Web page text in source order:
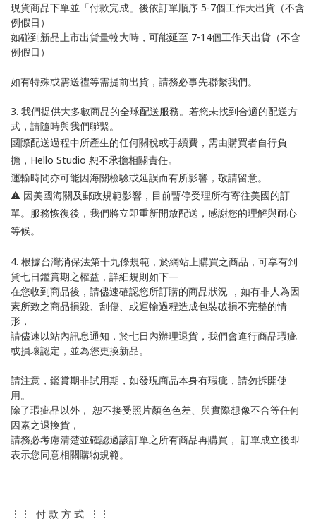
現貨商品下單並「付款完成」後依訂單順序 5-7個工作天出貨（不含
例假日）
如碰到新品上市出貨量較大時，可能延至 7-14個工作天出貨（不含
例假日）
如有特殊或需送禮等需提前出貨，請務必事先聯繫我們。
3. 我們提供大多數商品的全球配送服務。若您未找到合適的配送方
式，請隨時與我們聯繫。
國際配送過程中所產生的任何關稅或手續費，需由購買者自行負
擔，Hello Studio 恕不承擔相關責任。
運輸時間亦可能因海關檢驗或延誤而有所影響，敬請留意。
⚠️ 因美國海關及郵政規範影響，目前暫停受理所有寄往美國的訂
單。服務恢復後，我們將立即重新開放配送，感謝您的理解與耐心
等候。
4. 根據台灣消保法第十九條規範，於網站上購買之商品，可享有到
貨七日鑑賞期之權益，詳細規則如下—
在您收到商品後，請儘速確認您所訂購的商品狀況 ，如有非人為因
素所致之商品損毀、刮傷、或運輸過程造成包裝破損不完整的情
形，
請儘速以站內訊息通知，於七日內辦理退貨，我們會進行商品瑕疵
或損壞認定，並為您更換新品。
請注意，鑑賞期非試用期，如發現商品本身有瑕疵，請勿拆開使
用。
除了瑕疵品以外， 恕不接受照片顏色色差、與實際想像不合等任何
因素之退換貨，
請務必考慮清楚並確認過該訂單之所有商品再購買， 訂單成立後即
表示您同意相關購物規範。
⋮⋮ 付 款 方 式 ⋮⋮